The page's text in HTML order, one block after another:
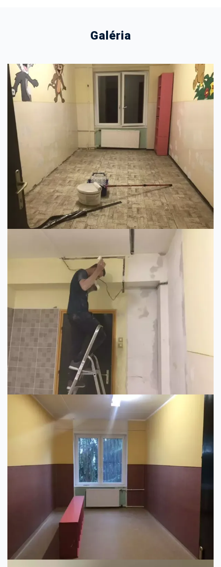
Galéria